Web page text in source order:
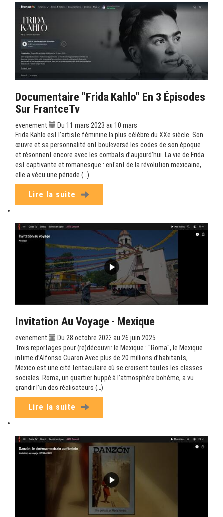
Documentaire "Frida Kahlo" En 3 Épisodes
Sur FrantceTv
evenement
Du 11 mars 2023 au 10 mars
Frida Kahlo est l’artiste féminine la plus célèbre du XXe siècle. Son
œuvre et sa personnalité ont bouleversé les codes de son époque
et résonnent encore avec les combats d’aujourd’hui. La vie de Frida
est captivante et romanesque : enfant de la révolution mexicaine,
elle a vécu une période (…)
Lire la suite
Invitation Au Voyage - Mexique
evenement
Du 28 octobre 2023 au 26 juin 2025
Trois reportages pour (re)découvrir le Mexique : "Roma", le Mexique
intime d’Alfonso Cuaron Avec plus de 20 millions d’habitants,
Mexico est une cité tentaculaire où se croisent toutes les classes
sociales. Roma, un quartier huppé à l’atmosphère bohème, a vu
grandir l’un des réalisateurs (…)
Lire la suite